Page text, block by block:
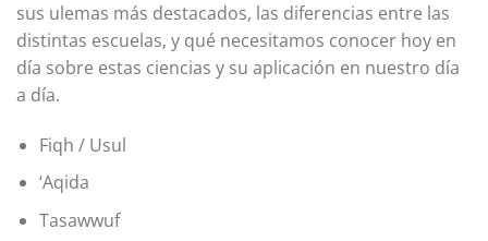
sus ulemas más destacados, las diferencias entre las
distintas escuelas, y qué necesitamos conocer hoy en
día sobre estas ciencias y su aplicación en nuestro día
a día.
Fiqh / Usul
‘Aqida
Tasawwuf